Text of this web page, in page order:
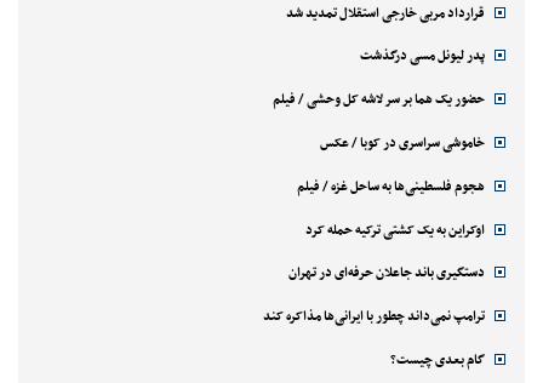
قرارداد مربی خارجی استقلال تمدید شد
پدر لیونل مسی درگذشت
حضور یک هما بر سر لاشه‌ کل وحشی / فیلم
خاموشی سراسری در کوبا / عکس
هجوم فلسطینی‌ها به ساحل غزه / فیلم
اوکراین به یک کشتی ترکیه حمله کرد
دستگیری باند جاعلان حرفه‌ای در تهران
ترامپ نمی‌داند چطور با ایرانی‌ها مذاکره کند
گام بعدی چیست؟